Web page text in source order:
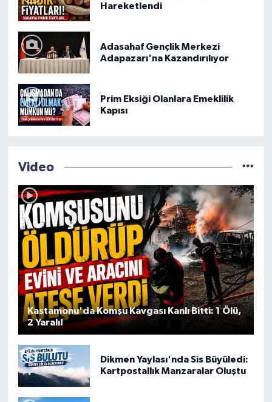
Hareketlendi
Adasahaf Gençlik Merkezi
Adapazarı'na Kazandırılıyor
Prim Eksiği Olanlara Emeklilik
Kapısı
Video
Kastamonu'da Komşu Kavgası Kanlı Bitti: 1 Ölü,
2 Yaralı!
Dikmen Yaylası'nda Sis Büyüledi:
Kartpostallık Manzaralar Oluştu